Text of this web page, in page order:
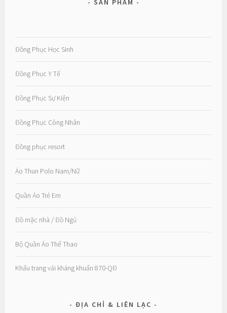
SẢN PHẨM
Đồng Phục Học Sinh
Đồng Phục Y Tế
Đồng Phục Sự Kiện
Đồng Phục Công Nhân
Đồng phục resort
Áo Thun Polo Nam/Nữ
Quần Áo Trẻ Em
Đồ mặc nhà / Đồ Ngủ
Bộ Quần Áo Thể Thao
Khẩu trang vải kháng khuẩn 870-QĐ
ĐỊA CHỈ & LIÊN LẠC